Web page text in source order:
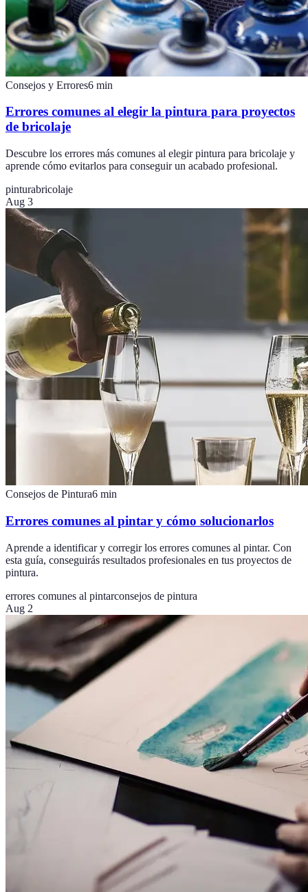
Consejos y Errores6 min
Errores comunes al elegir la pintura para proyectos
de bricolaje
Descubre los errores más comunes al elegir pintura para bricolaje y
aprende cómo evitarlos para conseguir un acabado profesional.
pinturabricolaje
Aug 3
Consejos de Pintura6 min
Errores comunes al pintar y cómo solucionarlos
Aprende a identificar y corregir los errores comunes al pintar. Con
esta guía, conseguirás resultados profesionales en tus proyectos de
pintura.
errores comunes al pintarconsejos de pintura
Aug 2